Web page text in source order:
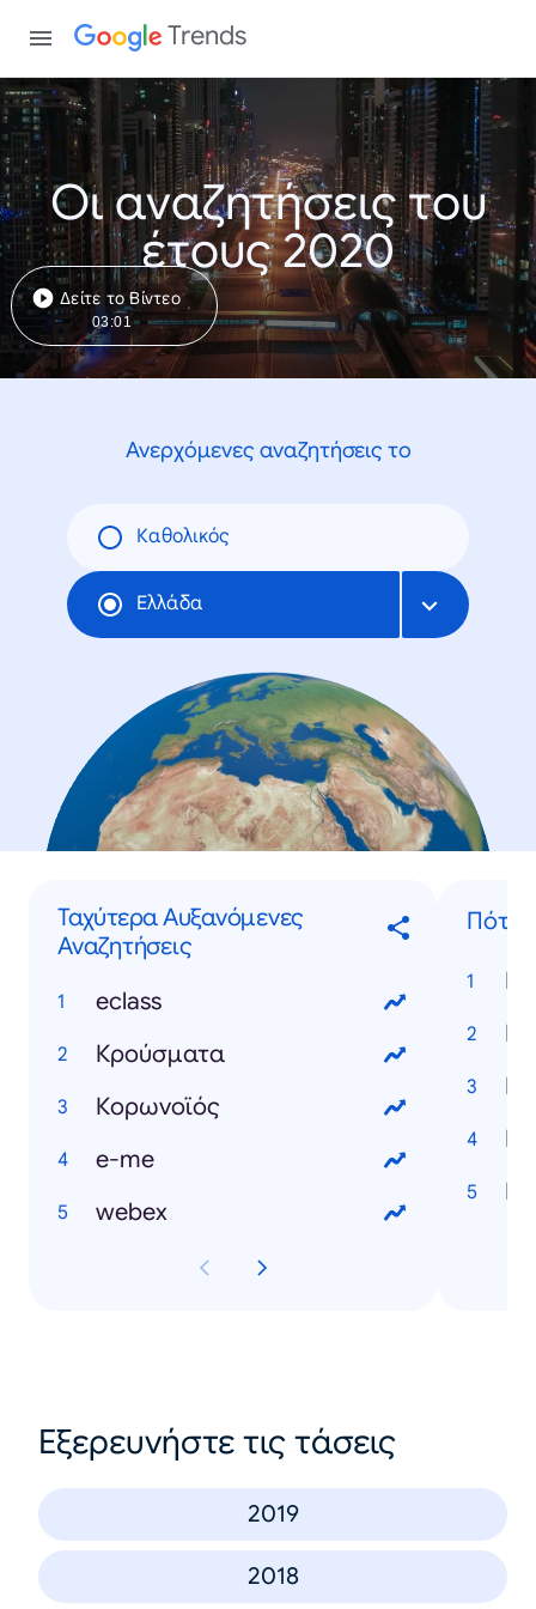
Trends
Οι αναζητήσεις του
έτους 2020
Δείτε το Βίντεο
03:01
Ανερχόμενες αναζητήσεις το
Καθολικός
Ελλάδα
Ταχύτερα Αυξανόμενες
Αναζητήσεις
eclass
Κρούσματα
Κορωνοϊός
e-me
webex
Πότε...
Εξερευνήστε τις τάσεις
2019
2018